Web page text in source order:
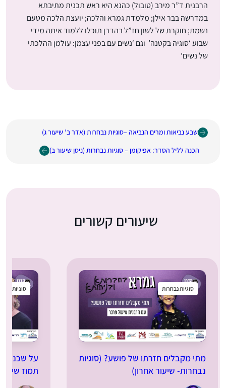
הרבנית ד”ר מירב (טובול) כהנא היא ראש תכנית מתיבתא
במדרשה בבר אילן; מלמדת גמרא והלכה; יועצת הלכה מטעם
נשמת; חוקרת של לשון חז”ל בהדרן תוכלו ללמוד איתה מידי
שבוע ‘סוגיה בקטנה’ וגם ‘נשים עם בפני עצמן: עולמן ההלכתי
של נשים’
שבע נביאות ומרים הנביאה –סוגיות נבחרות (אדר ב’ שיעור ג)
הכנה לליל הסדר: אפיקומן – סוגיות נבחרות (ניסן שיעור ב)
שיעורים קשורים
סוגיות נבחרות
מתי מקבלים חזרתו של פושע? (סוגיות
נבחרות- שיעור אחרון)
סוגיות
על שכנים
תמוז